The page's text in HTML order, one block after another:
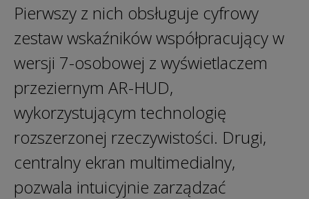
Pierwszy z nich obsługuje cyfrowy
zestaw wskaźników współpracujący w
wersji 7-osobowej z wyświetlaczem
przeziernym AR-HUD,
wykorzystującym technologię
rozszerzonej rzeczywistości. Drugi,
centralny ekran multimedialny,
pozwala intuicyjnie zarządzać